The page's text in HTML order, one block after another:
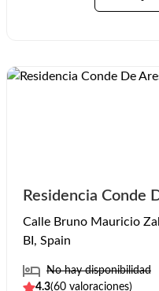
Residencia Conde
Calle Bruno Mauricio
BI, Spain
No hay disponibilidad
4.3(60 valoraciones)